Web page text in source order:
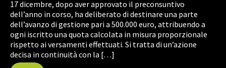
17 dicembre, dopo aver approvato il preconsuntivo
dell’anno in corso, ha deliberato di destinare una parte
dell’avanzo di gestione pari a 500.000 euro, attribuendo a
ogni iscritto una quota calcolata in misura proporzionale
rispetto ai versamenti effettuati. Si tratta di un’azione
decisa in continuità con la […]